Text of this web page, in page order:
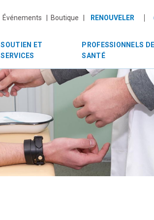
Événements |Boutique | RENOUVELER
SOUTIEN ET
SERVICES
PROFESSIONNELS
SANTÉ